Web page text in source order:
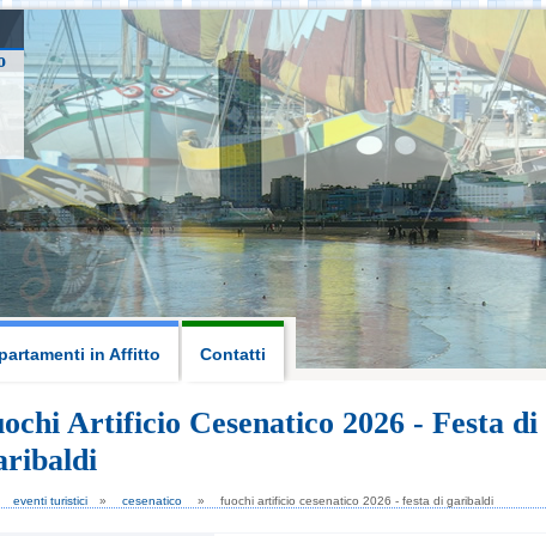
in Affitto Contatti
San Lorenzo 2026, fuochi
d'artificio Cervia
10 11
Artificio Cesenatico 2026 - Festa di
eventi turistici cesenatico fuochi artificio cesenatico 2026 - festa di garibaldi